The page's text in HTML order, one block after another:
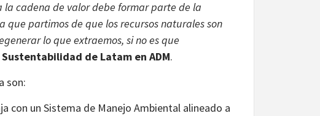
la cadena de valor debe formar parte de la
partimos de que los recursos naturales son
lo que extraemos, si no es que
de Latam en ADM.
son:
con un Sistema de Manejo Ambiental alineado a